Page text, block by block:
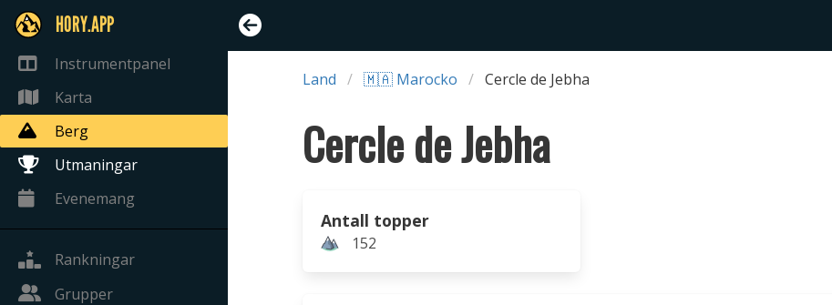
HORY.APP
Instrumentpanel
Karta
Berg
Utmaningar
Evenemang
Rankningar
Grupper
Land 🇲🇦 Marocko Cercle de Jebha
Cercle de Jebha
Antall topper
152